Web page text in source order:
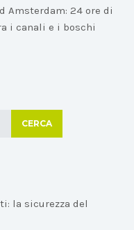
Amsterdam: 24 ore di
i canali e i boschi
CERCA
la sicurezza del